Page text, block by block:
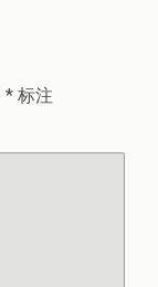
* 标注